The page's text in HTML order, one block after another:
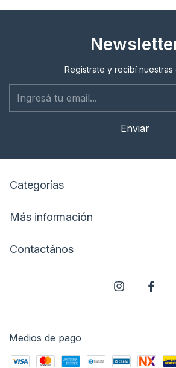
Registrate y recibí nuestras
Categorías
Más información
Contactános
Medios de pago